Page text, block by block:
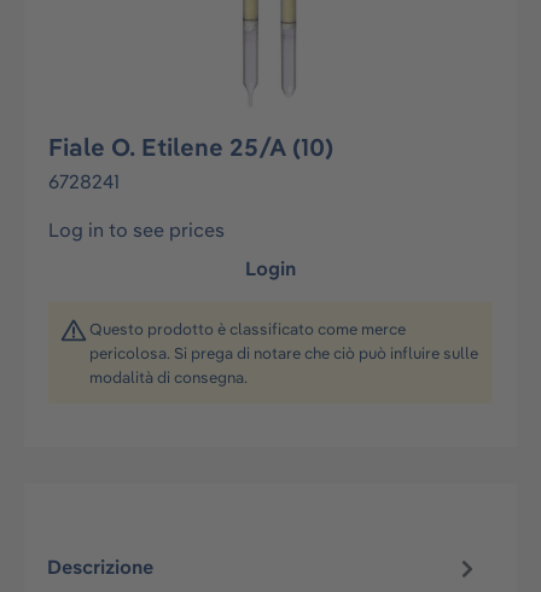
Fiale O. Etilene 25/A (10)
6728241
Log in to see prices
Login
Questo prodotto è classificato come merce
pericolosa. Si prega di notare che ciò può influire sulle
modalità di consegna.
Descrizione